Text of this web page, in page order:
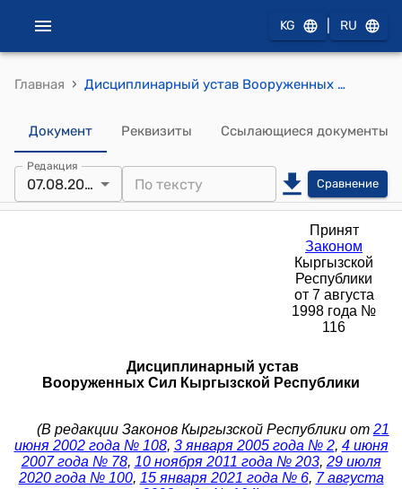
KG RU
Главная › Дисциплинарный устав Вооруженных Cил Кыргызской Республики от 7 августа 1998 года № 116 "О дисциплинарном уставе вооруженных сил Кыргызской Республики"
Документ Реквизиты Ссылающиеся документы
Редакция
07.08.2023 Сравнение